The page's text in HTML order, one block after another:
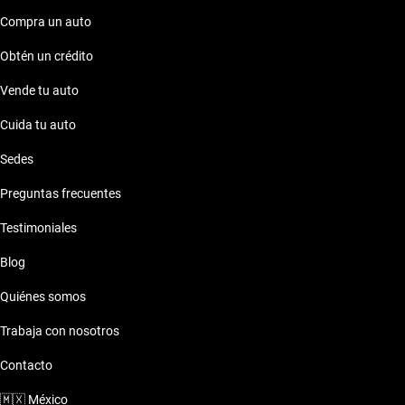
aventuras.
Compra un auto
Obtén un crédito
Vende tu auto
Cuida tu auto
Sedes
Preguntas frecuentes
Testimoniales
Blog
Quiénes somos
Trabaja con nosotros
Contacto
🇲🇽 México